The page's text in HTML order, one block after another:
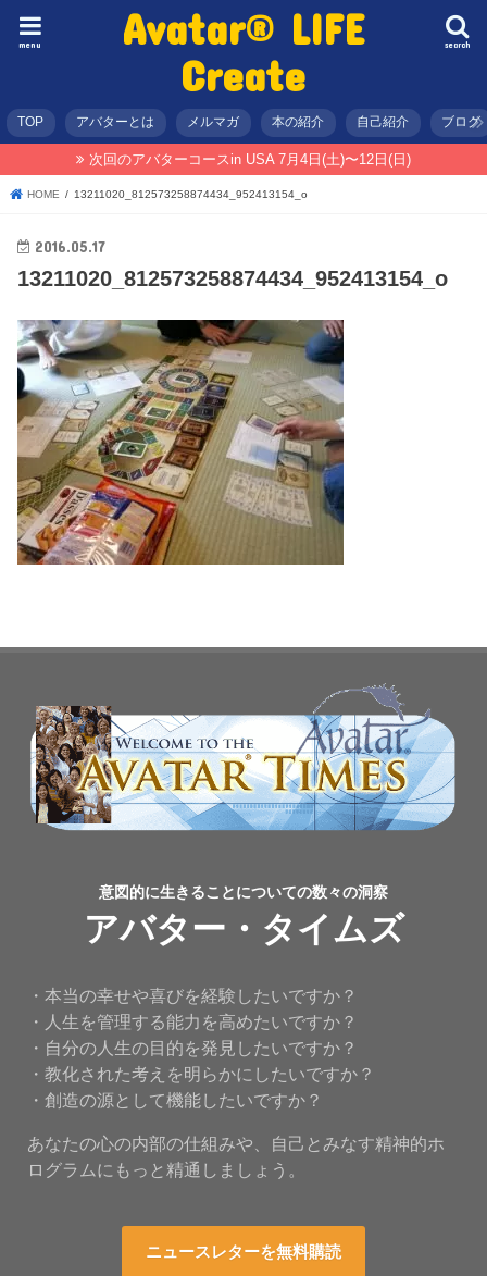
Avatar® LIFE
Create
search
menu
TOP アバターとは メルマガ 本の紹介 自己紹介 ブログ
次回のアバターコースin USA 7月4日(土)〜12日(日)
HOME 13211020_812573258874434_952413154_o
2016.05.17
13211020_812573258874434_952413154_o
意図的に生きることについての数々の洞察
アバター・タイムズ
・本当の幸せや喜びを経験したいですか？
・人生を管理する能力を高めたいですか？
・自分の人生の目的を発見したいですか？
・教化された考えを明らかにしたいですか？
・創造の源として機能したいですか？
あなたの心の内部の仕組みや、自己とみなす精神的ホ
ログラムにもっと精通しましょう。
ニュースレターを無料購読